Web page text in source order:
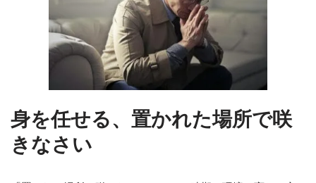
身を任せる、置かれた場所で咲
きなさい